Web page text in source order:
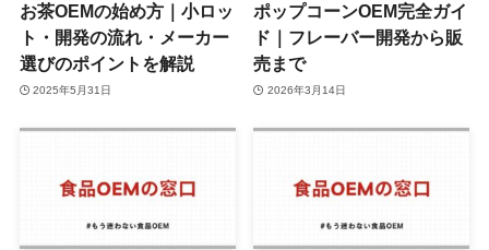
お茶OEMの始め方｜小ロッ
ト・開発の流れ・メーカー
選びのポイントを解説
2025年5月31日
ポップコーンOEM完全ガイ
ド｜フレーバー開発から販
売まで
2026年3月14日